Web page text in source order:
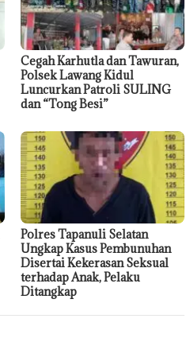
Cegah Karhutla dan Tawuran,
Polsek Lawang Kidul
Luncurkan Patroli SULING
dan “Tong Besi”
Polres Tapanuli Selatan
Ungkap Kasus Pembunuhan
Disertai Kekerasan Seksual
terhadap Anak, Pelaku
Ditangkap